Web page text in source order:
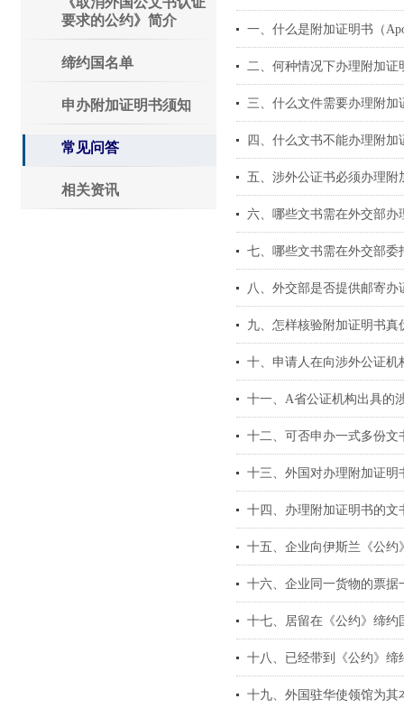
要求的公约》简介
缔约国名单
申办附加证明书须知
常见问答
相关资讯
一、什么是附加证明书（
二、何种情况下办理附加证
三、什么文件需要办理附加
四、什么文书不能办理附加
五、涉外公证书必须办理附
六、哪些文书需在外交部办
七、哪些文书需在外交部
八、外交部是否提供邮寄办
九、怎样核验附加证明书真
十、申请人在向涉外公证
十一、A省公证机构出具的
十二、可否申办一式多份文
十三、外国对办理附加证明
十四、办理附加证明书的文
十五、企业向伊斯兰《公
十六、企业同一货物的票
十七、居留在《公约》缔
十八、已经带到《公约》
十九、外国驻华使领馆为